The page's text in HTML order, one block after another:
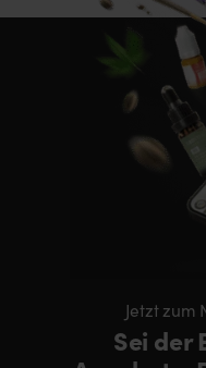
Jetzt zum
Sei der